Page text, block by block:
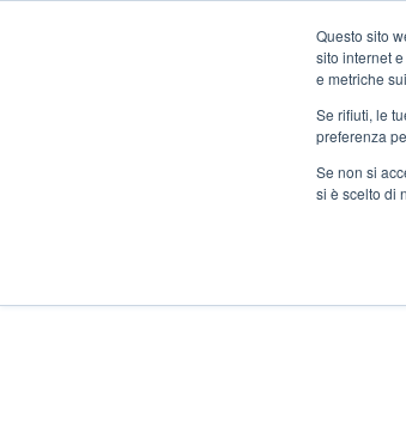
Questo sito
sito internet
e metriche
Se rifiuti, le
preferenza
Se non si
si è scelto di